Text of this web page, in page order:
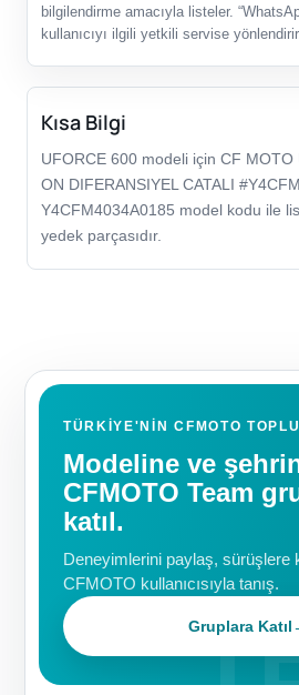
bilgilendirme amacıyla listeler.
kullanıcıyı ilgili yetkili servise
Kısa Bilgi
UFORCE 600 modeli için CF
ON DIFERANSIYEL CATALI
Y4CFM4034A0185 model kodu ile
yedek parçasıdır.
TÜRKIYE'NIN CFMOTO
Modeline ve
CFMOTO Team
katıl.
Deneyimlerini paylaş, sürüşlere
CFMOTO kullanıcısıyla tanış.
Gruplara Katıl